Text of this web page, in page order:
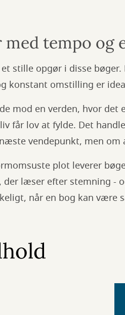
med tempo og
stille opgør i disse
konstant omstilling er
mod en verden, hvor
får lov at fylde. Det
vendepunkt, men
plot leverer
læser efter stemning -
når en bog kan være